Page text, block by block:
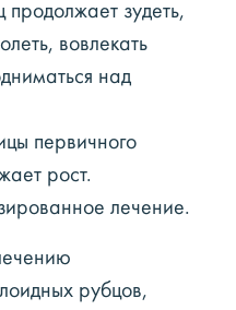
зудеть,
вовлекать
над
первичного
рост.
лечение.
рубцов,